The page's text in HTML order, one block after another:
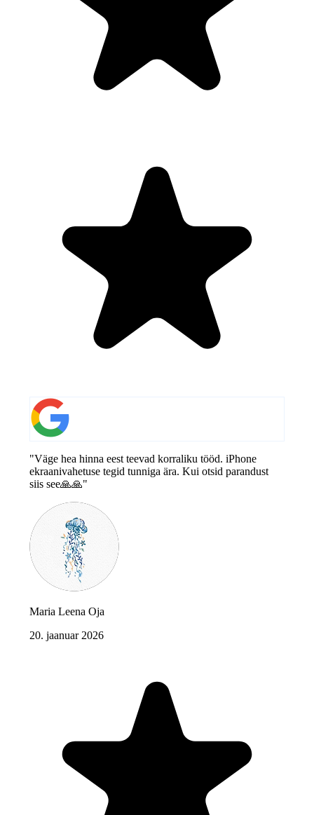
"Väge hea hinna eest teevad korraliku tööd. iPhone
ekraanivahetuse tegid tunniga ära. Kui otsid parandust
siis see🙏🙏"
Maria Leena Oja
20. jaanuar 2026